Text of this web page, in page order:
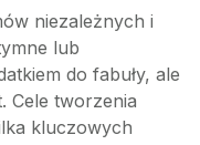
niezależnych i
lub
do fabuły, ale
Cele tworzenia
kluczowych